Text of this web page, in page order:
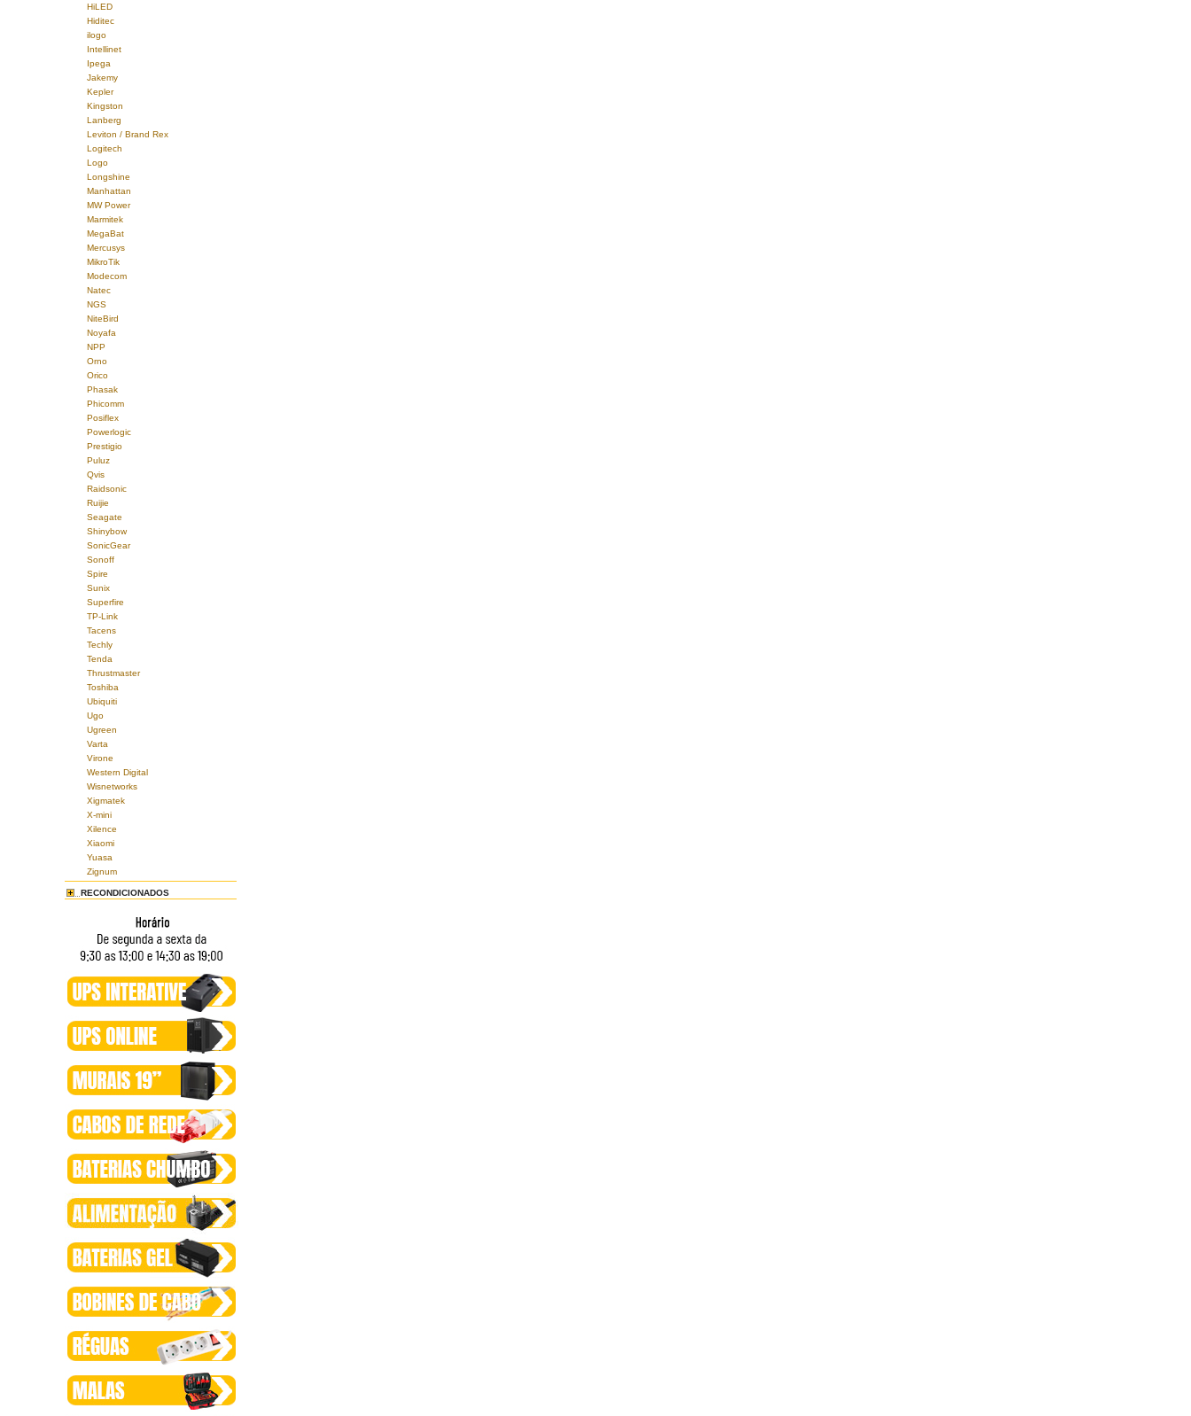
HiLED
Hiditec
ilogo
Intellinet
Ipega
Jakemy
Kepler
Kingston
Lanberg
Leviton / Brand Rex
Logitech
Logo
Longshine
Manhattan
MW Power
Marmitek
MegaBat
Mercusys
MikroTik
Modecom
Natec
NGS
NiteBird
Noyafa
NPP
Orno
Orico
Phasak
Phicomm
Posiflex
Powerlogic
Prestigio
Puluz
Qvis
Raidsonic
Ruijie
Seagate
Shinybow
SonicGear
Sonoff
Spire
Sunix
Superfire
TP-Link
Tacens
Techly
Tenda
Thrustmaster
Toshiba
Ubiquiti
Ugo
Ugreen
Varta
Virone
Western Digital
Wisnetworks
Xigmatek
X-mini
Xilence
Xiaomi
Yuasa
Zignum
RECONDICIONADOS